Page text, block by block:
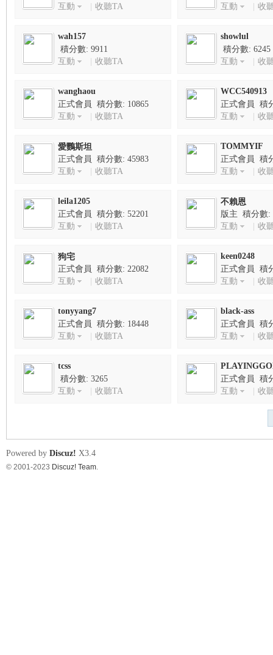
互動
收聽TA
互動
收
wah157
積分數: 9911
互動
收聽TA
showlul
積分數: 6245
互動
收
wanghaou
正式會員 積分數: 10865
互動
收聽TA
WCC540913
正式會員 積
859047050
互動 收
愛鸚斯坦
正式會員 積分數: 45983
互動
收聽TA
TOMMYIF
正式會員 積
互動
收
leila1205
正式會員 積分數: 52201
互動
收聽TA
不賴恩
版主 積分數:
互動
收
狗宅
正式會員 積分數: 22082
互動
收聽TA
keen0248
正式會員 積
互動
收
tonyyang7
正式會員 積分數: 18448
互動
收聽TA
black-ass
正式會員 積
互動
收
tcss
積分數: 3265
互動
收聽TA
正式會員 積
互動
收
Powered by Discuz! X3.4
© 2001-2023 Discuz! Team.